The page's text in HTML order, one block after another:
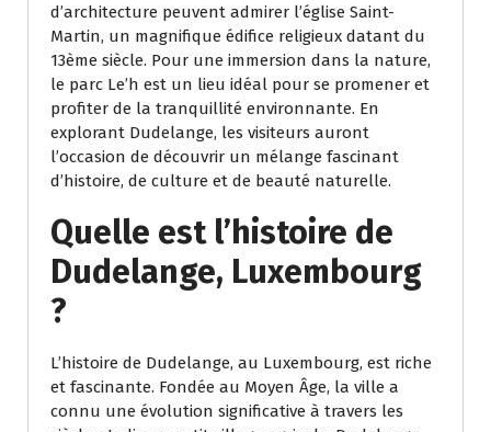
d’architecture peuvent admirer l’église Saint-
Martin, un magnifique édifice religieux datant du
13ème siècle. Pour une immersion dans la nature,
le parc Le’h est un lieu idéal pour se promener et
profiter de la tranquillité environnante. En
explorant Dudelange, les visiteurs auront
l’occasion de découvrir un mélange fascinant
d’histoire, de culture et de beauté naturelle.
Quelle est l’histoire de
Dudelange, Luxembourg
?
L’histoire de Dudelange, au Luxembourg, est riche
et fascinante. Fondée au Moyen Âge, la ville a
connu une évolution significative à travers les